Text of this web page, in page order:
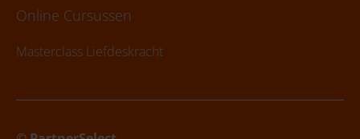
Online Cursussen
Masterclass Liefdeskracht